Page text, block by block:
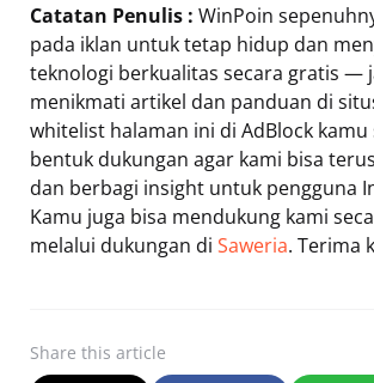
Catatan Penulis : WinPoin
pada iklan untuk tetap hidup dan
teknologi berkualitas secara gratis —
menikmati artikel dan panduan di
whitelist halaman ini di AdBlock kamu
bentuk dukungan agar kami bisa
dan berbagi insight untuk pengguna
Kamu juga bisa mendukung kami
melalui dukungan di Saweria. Terima
Share this article